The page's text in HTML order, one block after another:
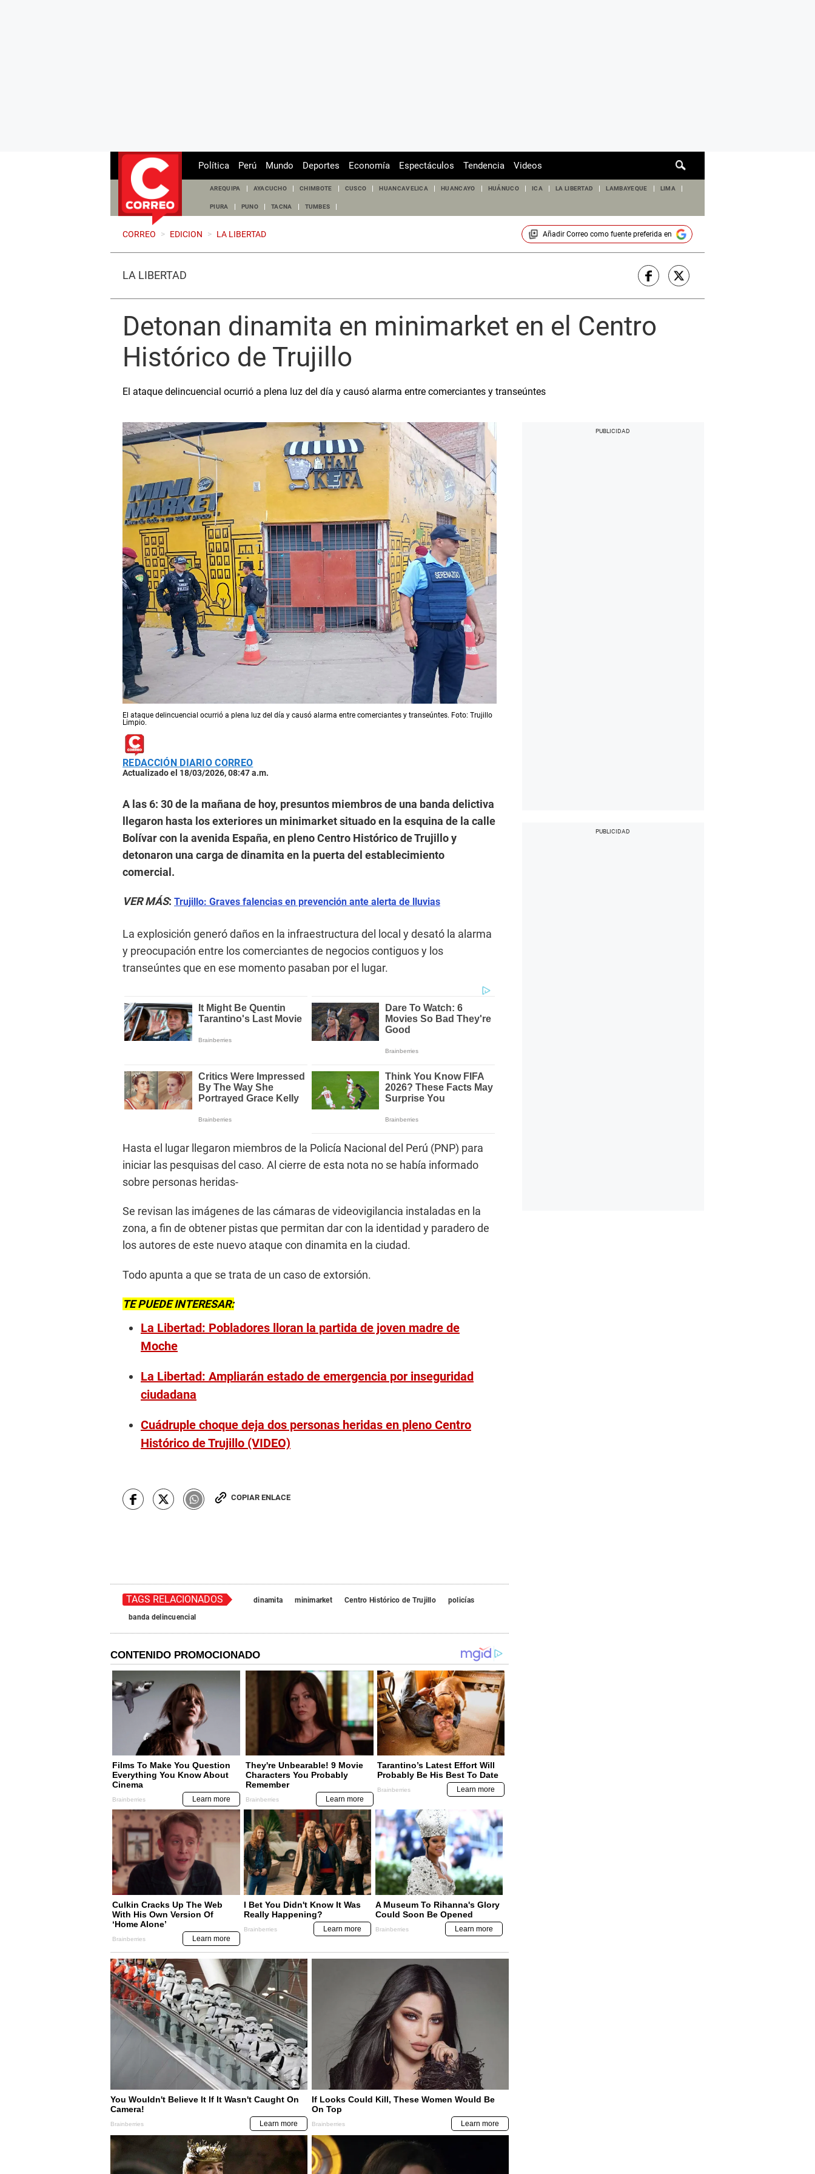
de
Política Perú Mundo Deportes Economía Espectáculos Tendencia Videos
AREQUIPA AYACUCHO CHIMBOTE CUSCO HUANCAVELICA HUANCAYO HUÁNUCO ICA LA LIBERTAD LAMBAYEQUE LIMA
PIURA PUNO TACNA TUMBES
CORREO > EDICION > LA LIBERTAD Añadir Correocomo fuente preferida en
LA LIBERTAD
Detonan dinamita en minimarket en el Centro
Histórico de Trujillo
El ataque delincuencial ocurrió a plena luz del día y causó alarma entre comerciantes y transeúntes
El ataque delincuencial ocurrió a plena luz del día y causó alarma entre comerciantes y transeúntes. Foto: Trujillo
Limpio.
REDACCIÓN DIARIO CORREO
Actualizado el 18/03/2026, 08:47 a.m.
A las 6: 30 de la mañana de hoy, presuntos miembros de una banda delictiva
llegaron hasta los exteriores un minimarket situado en la esquina de la calle
Bolívar con la avenida España, en pleno Centro Histórico de Trujillo y
detonaron una carga de dinamita en la puerta del establecimiento
comercial.
VER MÁS: Trujillo: Graves falencias en prevención ante alerta de lluvias
La explosición generó daños en la infraestructura del local y desató la alarma
y preocupación entre los comerciantes de negocios contiguos y los
transeúntes que en ese momento pasaban por el lugar.
Hasta el lugar llegaron miembros de la Policía Nacional del Perú (PNP) para
iniciar las pesquisas del caso. Al cierre de esta nota no se había informado
sobre personas heridas-
Se revisan las imágenes de las cámaras de videovigilancia instaladas en la
zona, a fin de obtener pistas que permitan dar con la identidad y paradero de
los autores de este nuevo ataque con dinamita en la ciudad.
Todo apunta a que se trata de un caso de extorsión.
TE PUEDE INTERESAR:
La Libertad: Pobladores lloran la partida de joven madre de
Moche
La Libertad: Ampliarán estado de emergencia por inseguridad
ciudadana
Cuádruple choque deja dos personas heridas en pleno Centro
Histórico de Trujillo (VIDEO)
COPIAR ENLACE
TAGS RELACIONADOS dinamita minimarket Centro Histórico de Trujillo
policías
banda delincuencial